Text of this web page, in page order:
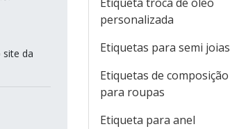
da
personalizada
Etiquetas para semi joias
Etiquetas de composição
para roupas
Etiqueta para anel